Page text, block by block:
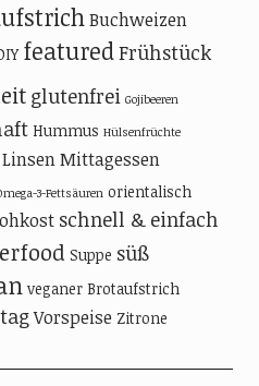
Buchweizen
featuredFrühstück
glutenfrei Gojibeeren
Hummus Hülsenfrüchte
LinsenMittagessen
3-Fettsäuren orientalisch
schnell & einfach
Suppe süß
veganer Brotaufstrich
Vorspeise Zitrone